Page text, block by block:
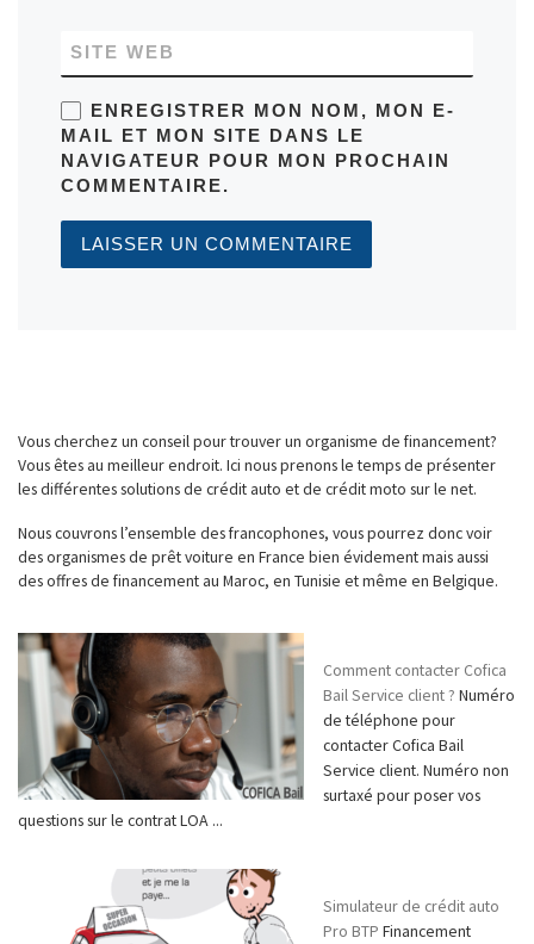
SITE WEB
ENREGISTRER MON NOM, MON E-
MAIL ET MON SITE DANS LE
NAVIGATEUR POUR MON PROCHAIN
COMMENTAIRE.
Vous cherchez un conseil pour trouver un organisme de financement?
Vous êtes au meilleur endroit. Ici nous prenons le temps de présenter
les différentes solutions de crédit auto et de crédit moto sur le net.
Nous couvrons l’ensemble des francophones, vous pourrez donc voir
des organismes de prêt voiture en France bien évidement mais aussi
des offres de financement au Maroc, en Tunisie et même en Belgique.
Comment contacter Cofica
Bail Service client ? Numéro
de téléphone pour
contacter Cofica Bail
Service client. Numéro non
surtaxé pour poser vos
questions sur le contrat LOA ...
Simulateur de crédit auto
Pro BTP Financement